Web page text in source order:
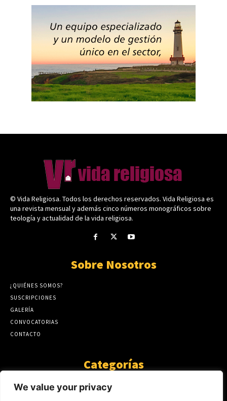
We value your privacy
© Vida Religiosa. Todos los derechos reservados. Vida Religiosa es
una revista mensual y además cinco números monográficos sobre
teología y actualidad de la vida religiosa.
Sobre Nosotros
¿QUIÉNES SOMOS?
SUSCRIPCIONES
GALERÍA
CONVOCATORIAS
CONTACTO
Categorías
ARTÍCULOS
GUANTE DE SEDA